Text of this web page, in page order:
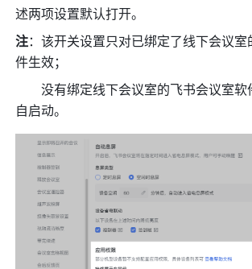
述两项设置默认打开。
注：该开关设置只对已绑定了线下会议
件生效；
没有绑定线下会议室的飞书会议室
自启动。